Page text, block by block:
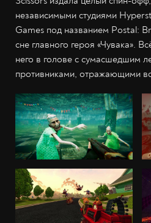
независимыми студиями
Games под названием Postal:
сне главного героя «Чувака».
него в голове с сумасшедшим
противниками, отражающими